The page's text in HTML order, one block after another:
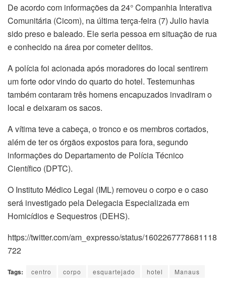
De acordo com informações da 24° Companhia Interativa
Comunitária (Cicom), na última terça-feira (7) Julio havia
sido preso e baleado. Ele seria pessoa em situação de rua
e conhecido na área por cometer delitos.
A polícia foi acionada após moradores do local sentirem
um forte odor vindo do quarto do hotel. Testemunhas
também contaram três homens encapuzados invadiram o
local e deixaram os sacos.
A vítima teve a cabeça, o tronco e os membros cortados,
além de ter os órgãos expostos para fora, segundo
informações do Departamento de Polícia Técnico
Científico (DPTC).
O Instituto Médico Legal (IML) removeu o corpo e o caso
será investigado pela Delegacia Especializada em
Homicídios e Sequestros (DEHS).
https://twitter.com/am_expresso/status/1602267778681118
722
Tags: centro corpo esquartejado hotel Manaus